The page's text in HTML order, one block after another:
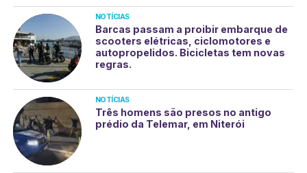
NOTÍCIAS
Barcas passam a proibir embarque de
scooters elétricas, ciclomotores e
autopropelidos. Bicicletas tem novas
regras.
NOTÍCIAS
Três homens são presos no antigo
prédio da Telemar, em Niterói